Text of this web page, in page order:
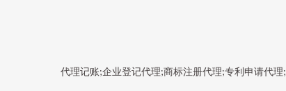
代理记账;企业登记代理;商标注册代理;专利申请代